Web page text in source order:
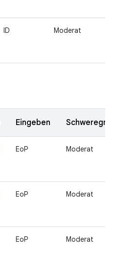
ID Moderat
Eingeben
EoP Moderat
EoP Moderat
EoP Moderat